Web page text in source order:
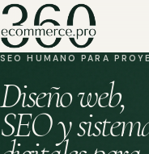
SEO HUMANO PARA
Diseño web,
SEO y